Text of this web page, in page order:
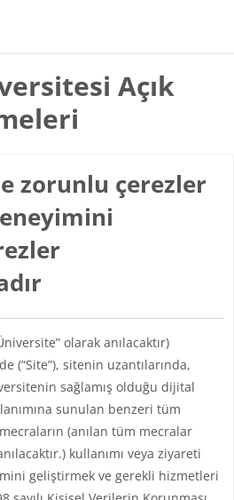
Açık
zorunlu çerezler
olarak anılacaktır)
(“Site”), sitenin uzantılarında,
sağlamış olduğu dijital
sunulan benzeri tüm
(anılan tüm mecralar
kullanımı veya ziyareti
geliştirmek ve gerekli hizmetleri